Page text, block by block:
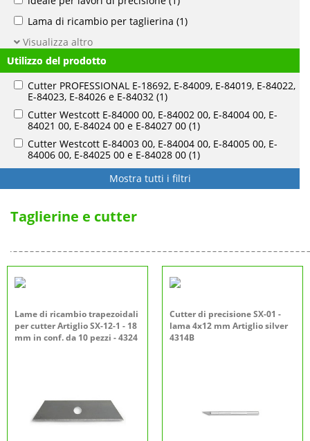
Lama di ricambio per taglierina (1)
Visualizza altro
Utilizzo del prodotto
Cutter PROFESSIONAL E-18692, E-84009, E-84019, E-84022,
E-84023, E-84026 e E-84032 (1)
Cutter Westcott E-84000 00, E-84002 00, E-84004 00, E-
84021 00, E-84024 00 e E-84027 00 (1)
Cutter Westcott E-84003 00, E-84004 00, E-84005 00, E-
84006 00, E-84025 00 e E-84028 00 (1)
Mostra tutti i filtri
Taglierine e cutter
Lame di ricambio trapezoidali
per cutter Artiglio SX-12-1 - 18
mm in conf. da 10 pezzi - 4324
Cutter di precisione SX-01 -
lama 4x12 mm Artiglio silver
4314B